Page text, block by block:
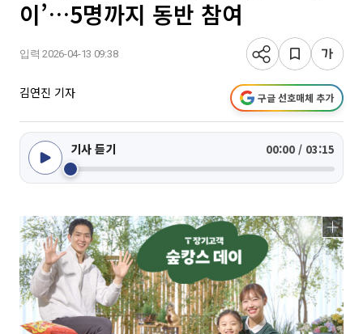
이’…5명까지 동반 참여
입력 2026-04-13 09:38
김연진 기자 구글 선호매체 추가
기사 듣기 00:00 / 03:15